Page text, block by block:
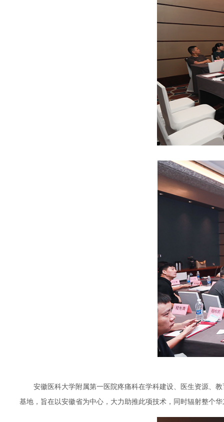
安徽医科大学附属第一医院疼痛科在学科建设、医生资源、
基地，旨在以安徽省为中心，大力助推此项技术，同时辐射整个